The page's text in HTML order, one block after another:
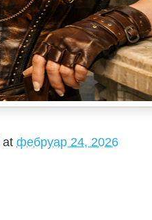
at фебруар 24, 2026